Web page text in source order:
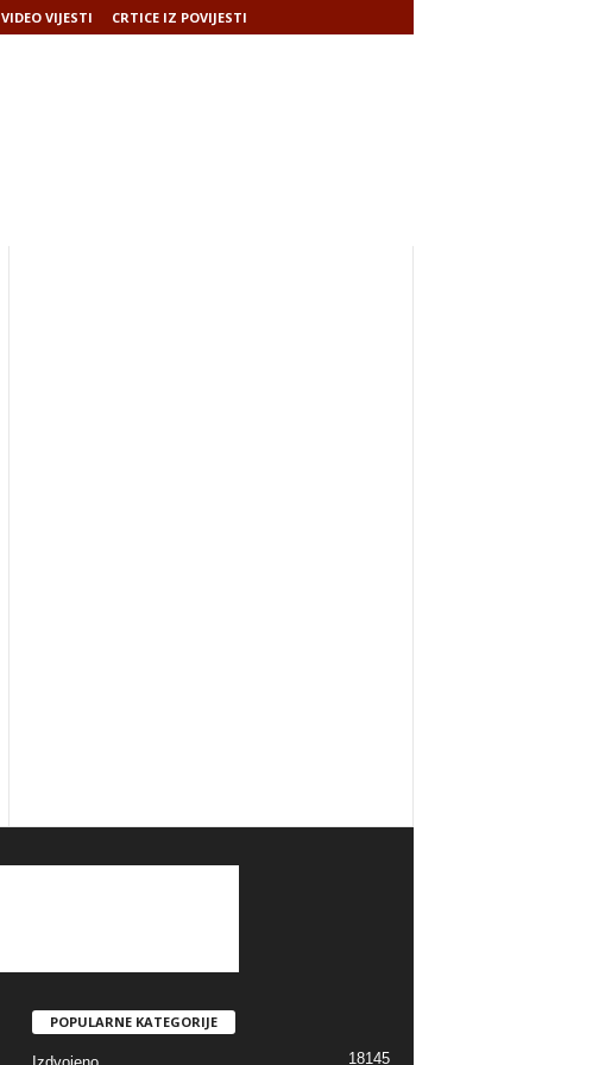
VIDEO VIJESTI CRTICE IZ POVIJESTI
POPULARNE KATEGORIJE
18145